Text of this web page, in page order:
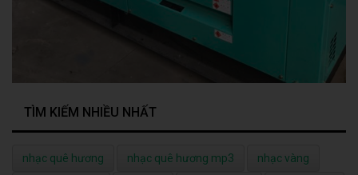
TÌM KIẾM NHIỀU NHẤT
nhạc quê hương nhạc quê hương mp3 nhạc vàng